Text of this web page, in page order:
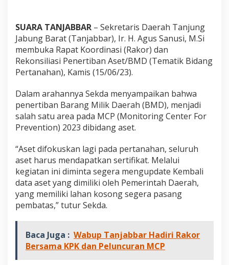
a
r
B
u
k
a
a
k
o
r
d
n
R
e
k
o
n
a
s
SUARA TANJABBAR – Sekretaris Daerah Tanjung
Jabung Barat (Tanjabbar), Ir. H. Agus Sanusi, M.Si
membuka Rapat Koordinasi (Rakor) dan
Rekonsiliasi Penertiban Aset/BMD (Tematik Bidang
Pertanahan), Kamis (15/06/23).
Dalam arahannya Sekda menyampaikan bahwa
penertiban Barang Milik Daerah (BMD), menjadi
salah satu area pada MCP (Monitoring Center For
Prevention) 2023 dibidang aset.
“Aset difokuskan lagi pada pertanahan, seluruh
aset harus mendapatkan sertifikat. Melalui
kegiatan ini diminta segera mengupdate Kembali
data aset yang dimiliki oleh Pemerintah Daerah,
yang memiliki lahan kosong segera pasang
pembatas,” tutur Sekda.
Baca Juga : Wabup Tanjabbar Hadiri Rakor
Bersama KPK dan Peluncuran MCP